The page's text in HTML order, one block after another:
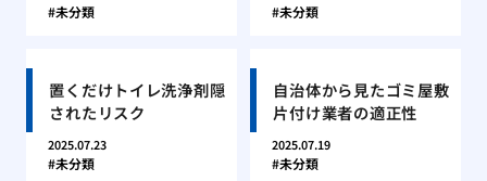
未分類 未分類
置くだけトイレ洗浄剤隠
されたリスク
2025.07.23
未分類
自治体から見たゴミ屋敷
片付け業者の適正性
2025.07.19
未分類